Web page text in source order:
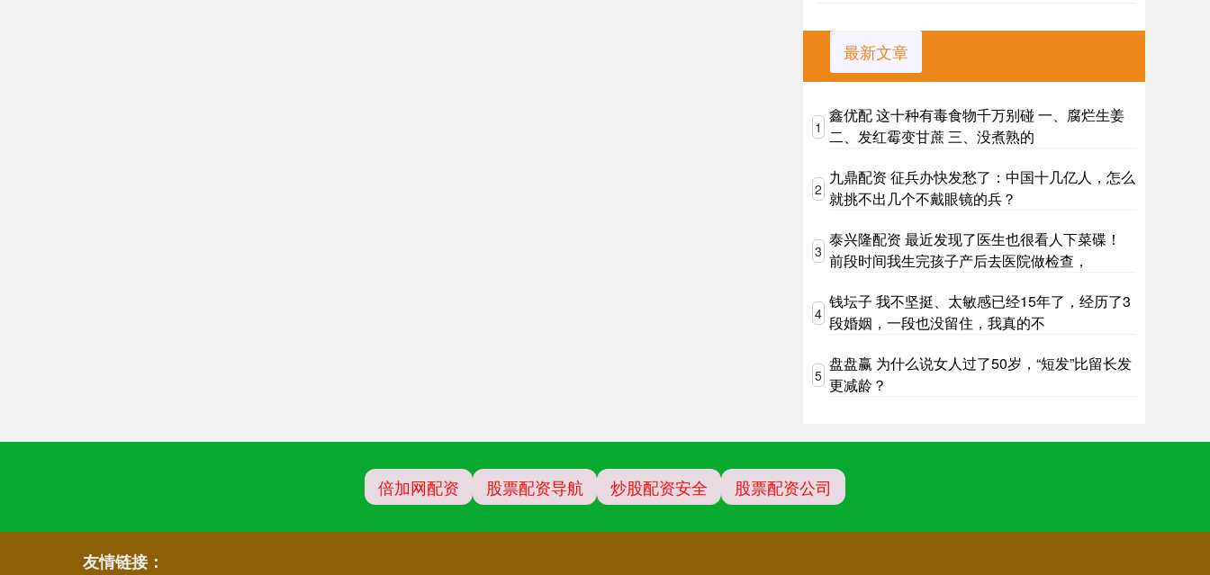
最新文章
1
鑫优配 这十种有毒食物千万别碰 一、腐烂生姜
二、发红霉变甘蔗 三、没煮熟的
2
九鼎配资 征兵办快发愁了：中国十几亿人，怎么
就挑不出几个不戴眼镜的兵？
3
泰兴隆配资 最近发现了医生也很看人下菜碟！
前段时间我生完孩子产后去医院做检查，
4
钱坛子 我不坚挺、太敏感已经15年了，经历了3
段婚姻，一段也没留住，我真的不
5
盘盘赢 为什么说女人过了50岁，“短发”比留长发
更减龄？
倍加网配资 股票配资导航 炒股配资安全 股票配资公司
友情链接：